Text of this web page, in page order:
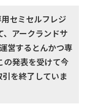
セミセルフレジ
、アークランドサ
営するとんかつ専
の発表を受けて今
を終了していま